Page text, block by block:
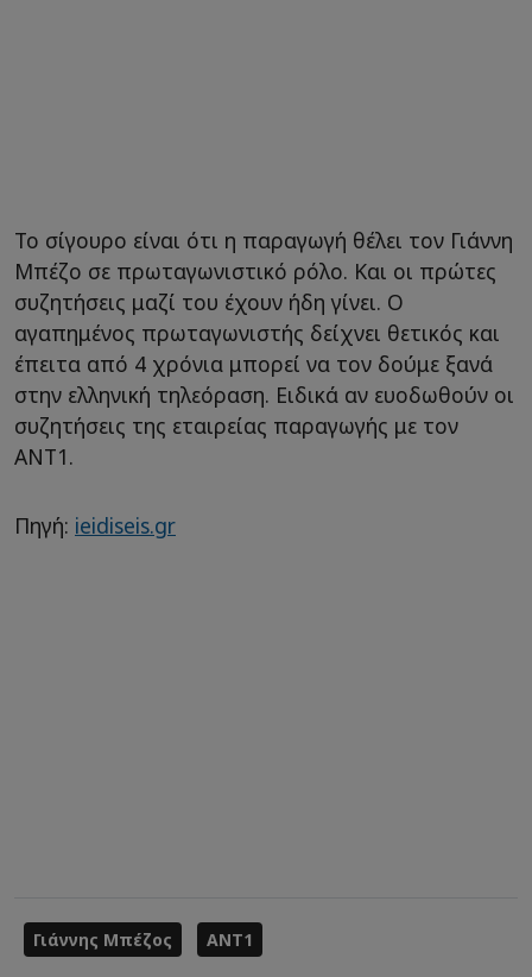
Το σίγουρο είναι ότι η παραγωγή θέλει τον Γιάννη
Μπέζο σε πρωταγωνιστικό ρόλο. Και οι πρώτες
συζητήσεις μαζί του έχουν ήδη γίνει. Ο
αγαπημένος πρωταγωνιστής δείχνει θετικός και
έπειτα από 4 χρόνια μπορεί να τον δούμε ξανά
στην ελληνική τηλεόραση. Ειδικά αν ευοδωθούν οι
συζητήσεις της εταιρείας παραγωγής με τον
ΑΝΤ1.
Πηγή: ieidiseis.gr
Γιάννης Μπέζος ANT1